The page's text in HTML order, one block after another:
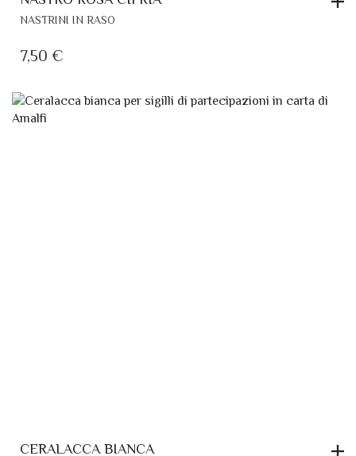
NASTRINI IN RASO
7,50 €
CERALACCA BIANCA